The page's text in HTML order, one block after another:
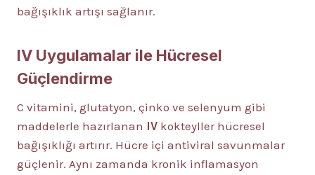
bağışıklık artışı sağlanır.
IV Uygulamalar ile Hücresel
Güçlendirme
C vitamini, glutatyon, çinko ve selenyum gibi
maddelerle hazırlanan IV kokteyller hücresel
bağışıklığı artırır. Hücre içi antiviral savunmalar
güçlenir. Aynı zamanda kronik inflamasyon